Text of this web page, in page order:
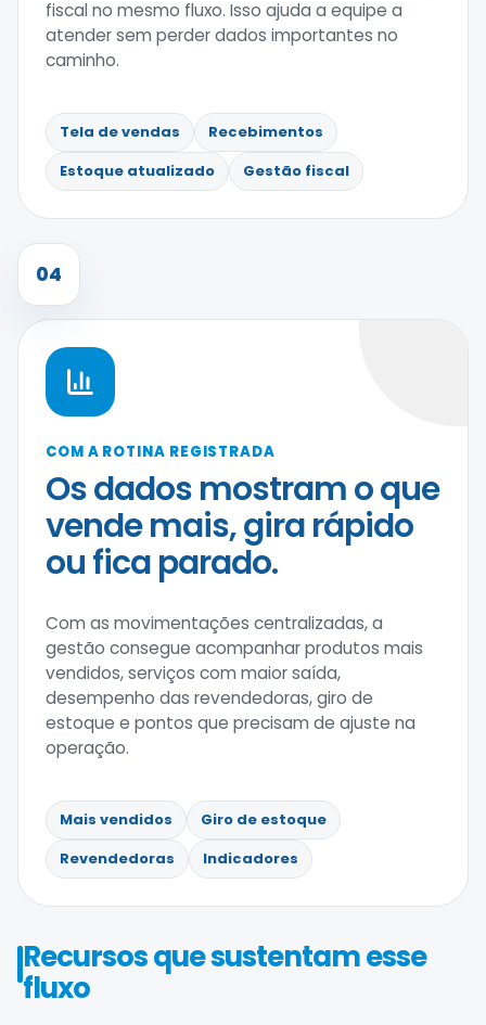
fiscal no mesmo fluxo. Isso ajuda a equipe a
atender sem perder dados importantes no
caminho.
Tela de vendas
Recebimentos
Estoque atualizado
Gestão fiscal
04
COM A ROTINA REGISTRADA
Os dados mostram o que
vende mais, gira rápido
ou fica parado.
Com as movimentações centralizadas, a
gestão consegue acompanhar produtos mais
vendidos, serviços com maior saída,
desempenho das revendedoras, giro de
estoque e pontos que precisam de ajuste na
operação.
Mais vendidos
Giro de estoque
Revendedoras
Indicadores
Recursos que sustentam esse
fluxo